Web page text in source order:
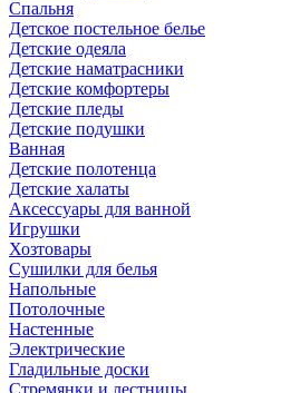
Спальня
Детское постельное белье
Детские одеяла
Детские наматрасники
Детские комфортеры
Детские пледы
Детские подушки
Ванная
Детские полотенца
Детские халаты
Аксессуары для ванной
Игрушки
Хозтовары
Сушилки для белья
Напольные
Потолочные
Настенные
Электрические
Гладильные доски
Стремянки и лестницы